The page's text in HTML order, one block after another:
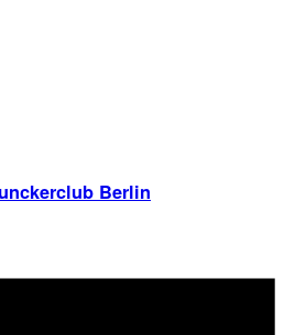
Berlin